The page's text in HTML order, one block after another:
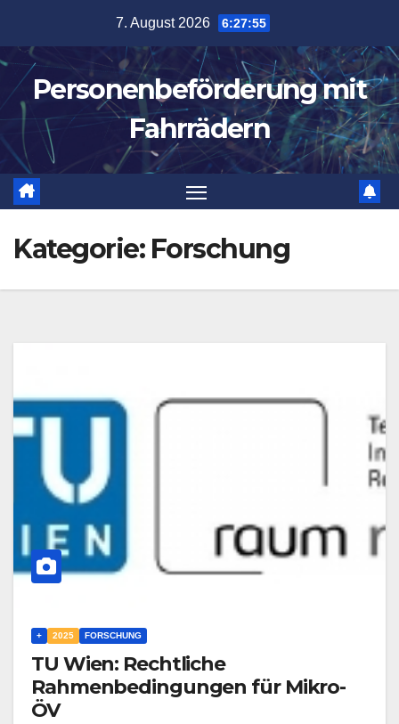
springen
7. August 2026 6:27:55
Personenbeförderung mit
Fahrrädern
Kategorie: Forschung
+ 2025 FORSCHUNG
TU Wien: Rechtliche
Rahmenbedingungen für Mikro-
ÖV